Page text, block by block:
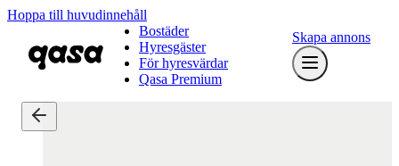
Hoppa till huvudinnehåll
Bostäder
Hyresgäster
För hyresvärdar
Qasa Premium
Skapa annons